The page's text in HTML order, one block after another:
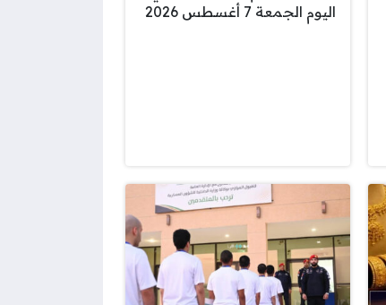
اليوم الجمعة 7 أغسطس 2026